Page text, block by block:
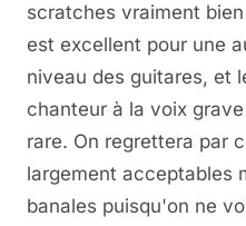
scratches vraiment
est excellent pour une
niveau des guitares, et
chanteur à la voix
rare. On regrettera par
largement acceptables
banales puisqu'on ne